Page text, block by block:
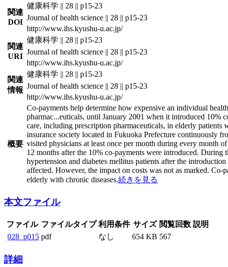
関連
DOI
健康科学 || 28 || p15-23
Journal of health science || 28 || p15-23
http://www.ihs.kyushu-u.ac.jp/
関連
URI
健康科学 || 28 || p15-23
Journal of health science || 28 || p15-23
http://www.ihs.kyushu-u.ac.jp/
関連
情報
健康科学 || 28 || p15-23
Journal of health science || 28 || p15-23
http://www.ihs.kyushu-u.ac.jp/
概要
Co-payments help determine how expensive an individual
pharmac...euticals, until January 2001 when it introduced 10%
care, including prescription pharmaceuticals, in elderly patients
insurance society located in Fukuoka Prefecture continuously
visited physicians at least once per month during every month
12 months after the 10% co-payments were introduced. During
hypertension and diabetes mellitus patients after the
affected. However, the impact on costs was not as marked.
elderly with chronic diseases.続きを見る
本文ファイル
ファイル ファイルタイプ 利用条件 サイズ 閲覧回数 説明
028_p015 pdf なし 654 KB 567
詳細